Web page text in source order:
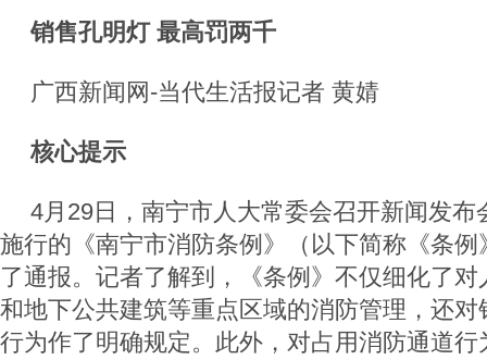
销售孔明灯 最高罚两千
广西新闻网-当代生活报记者 黄婧
核心提示
4月29日，南宁市人大常委会召开新闻发布
施行的《南宁市消防条例》（以下简称《条
了通报。记者了解到，《条例》不仅细化了
和地下公共建筑等重点区域的消防管理，还
行为作了明确规定。此外，对占用消防通道